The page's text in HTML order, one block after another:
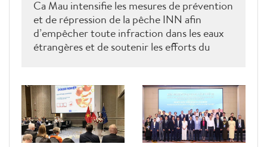
Ca Mau intensifie les mesures de prévention
et de répression de la pêche INN afin
d’empêcher toute infraction dans les eaux
étrangères et de soutenir les efforts du